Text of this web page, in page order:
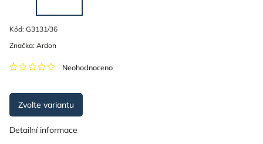
Kód: G3131/36
Neohodnoceno
Značka: Ardon
Zvolte variantu
Detailní informace